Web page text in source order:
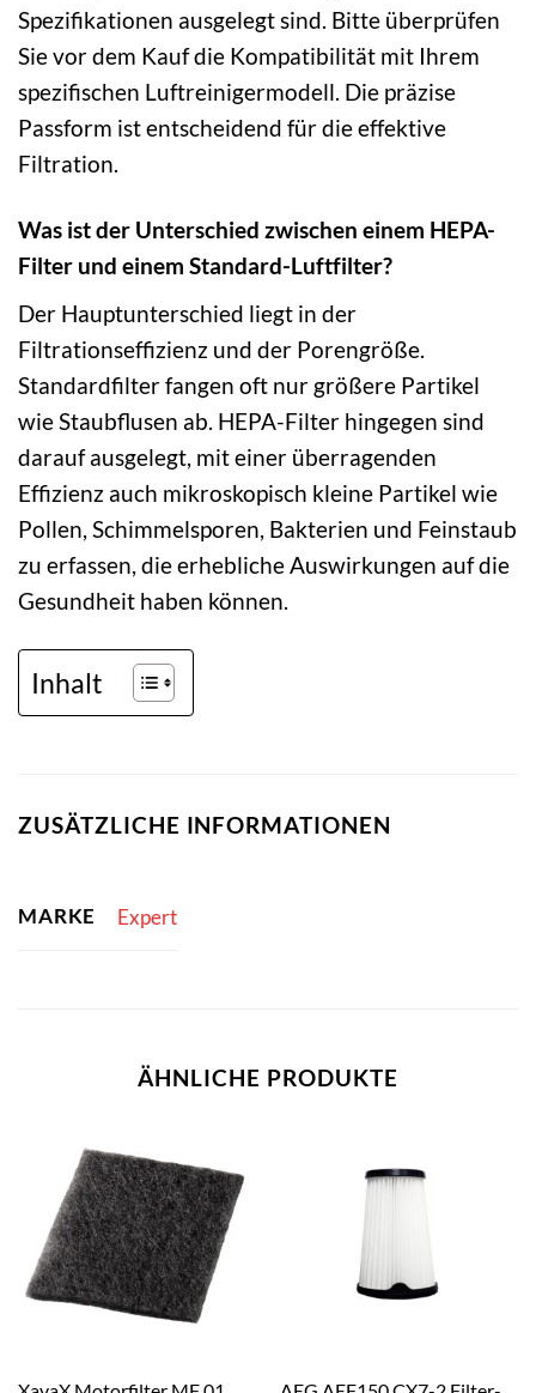
Spezifikationen ausgelegt sind. Bitte überprüfen
Sie vor dem Kauf die Kompatibilität mit Ihrem
spezifischen Luftreinigermodell. Die präzise
Passform ist entscheidend für die effektive
Filtration.
Was ist der Unterschied zwischen einem HEPA-
Filter und einem Standard-Luftfilter?
Der Hauptunterschied liegt in der
Filtrationseffizienz und der Porengröße.
Standardfilter fangen oft nur größere Partikel
wie Staubflusen ab. HEPA-Filter hingegen sind
darauf ausgelegt, mit einer überragenden
Effizienz auch mikroskopisch kleine Partikel wie
Pollen, Schimmelsporen, Bakterien und Feinstaub
zu erfassen, die erhebliche Auswirkungen auf die
Gesundheit haben können.
Inhalt
ZUSÄTZLICHE INFORMATIONEN
MARKE Expert
ÄHNLICHE PRODUKTE